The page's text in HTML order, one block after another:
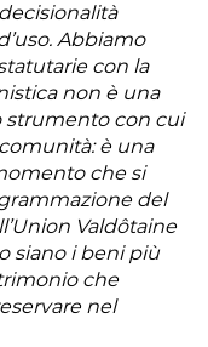
Abbiamo
con la
non è una
strumento con cui
è una
che si
del
Valdôtaine
siano i beni più
che
nel